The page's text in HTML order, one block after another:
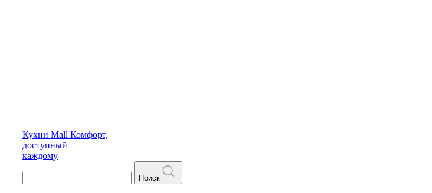
Кухни Mall Комфорт,
доступный
каждому
Поиск